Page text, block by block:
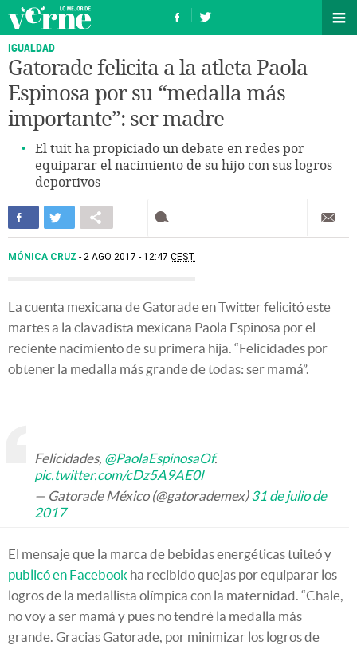
IGUALDAD
Gatorade felicita a la atleta Paola
Espinosa por su “medalla más
importante”: ser madre
El tuit ha propiciado un debate en redes por
equiparar el nacimiento de su hijo con sus logros
deportivos
MÓNICA CRUZ 2 AGO 2017 - 12:47 CEST
La cuenta mexicana de Gatorade en Twitter felicitó este
martes a la clavadista mexicana Paola Espinosa por el
reciente nacimiento de su primera hija. “Felicidades por
obtener la medalla más grande de todas: ser mamá”.
Felicidades, @PaolaEspinosaOf.
pic.twitter.com/cDz5A9AE0l
— Gatorade México (@gatorademex)31 de julio de
2017
El mensaje que la marca de bebidas energéticas tuiteó y
publicó en Facebook ha recibido quejas por equiparar los
logros de la medallista olímpica con la maternidad. “Chale,
no voy a ser mamá y pues no tendré la medalla más
grande. Gracias Gatorade, por minimizar los logros de